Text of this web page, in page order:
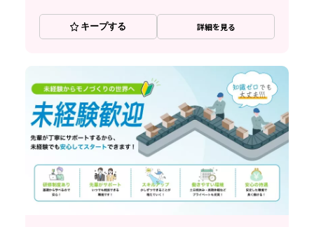
キープする 詳細を見る